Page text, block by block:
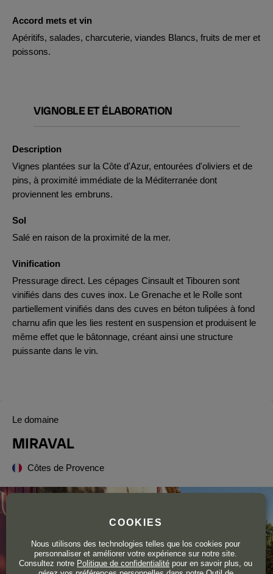
Accord mets et vin
Apéritifs, salades, charcuterie, viandes Blancs, fruits de mer et
poissons.
VIGNOBLE ET ÉLABORATION
Description
Vignes plantées sur la Côte d'Azur, entourées d'oliviers et de
pins, à proximité immédiate de la Méditerranée dont
proviennent les embruns.
Sol
Salé en raison de la proximité de la mer.
Vinification
Pressurage direct. Les cépages Cinsault et Tibouren sont
vinifiés dans des cuves inox. Le Grenache et le Rolle sont
partiellement vinifiés dans des cuves en béton tulipées à fond
charnu afin que les lies restent en suspension et produisent le
même effet que le bâtonnage, créant ainsi une structure
puissante dans le vin.
Le domaine
MIRAVAL
Côtes de Provence
COOKIES
Nous utilisons des technologies telles que los cookies pour
personnaliser et améliorer votre expérience sur notre site.
Consultez notre Politique de confidentialité pour en savoir plus, ou